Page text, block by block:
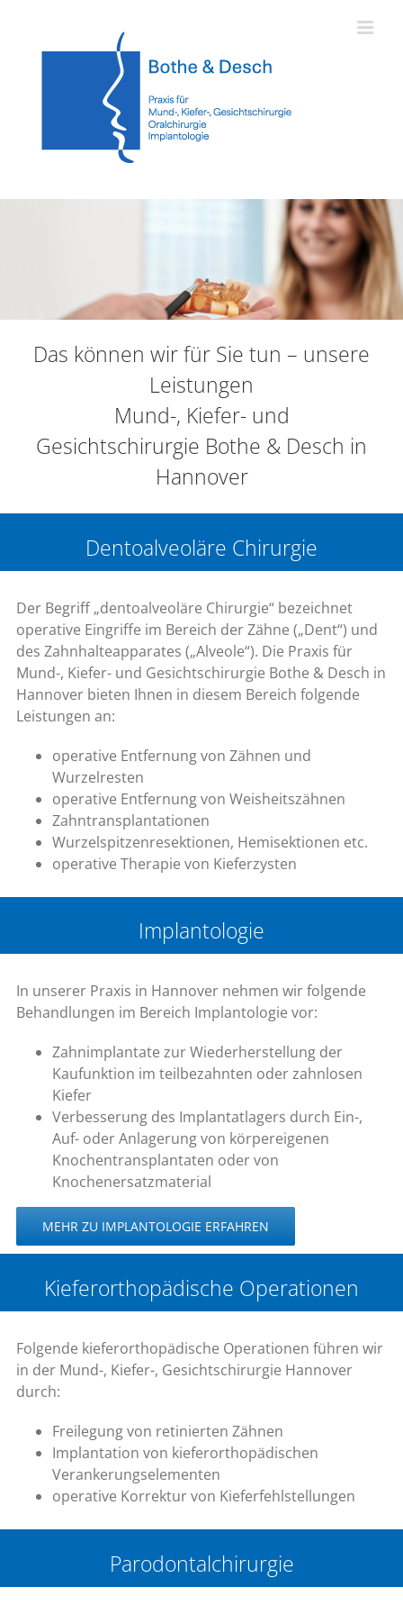
springen
Das können wir für Sie tun – unsere
Leistungen
Mund-, Kiefer- und
Gesichtschirurgie Bothe & Desch in
Hannover
Dentoalveoläre Chirurgie
Der Begriff „dentoalveoläre Chirurgie“ bezeichnet
operative Eingriffe im Bereich der Zähne („Dent“) und
des Zahnhalteapparates („Alveole“). Die Praxis für
Mund-, Kiefer- und Gesichtschirurgie Bothe & Desch in
Hannover bieten Ihnen in diesem Bereich folgende
Leistungen an:
operative Entfernung von Zähnen und
Wurzelresten
operative Entfernung von Weisheitszähnen
Zahntransplantationen
Wurzelspitzenresektionen, Hemisektionen etc.
operative Therapie von Kieferzysten
Implantologie
In unserer Praxis in Hannover nehmen wir folgende
Behandlungen im Bereich Implantologie vor:
Zahnimplantate zur Wiederherstellung der
Kaufunktion im teilbezahnten oder zahnlosen
Kiefer
Verbesserung des Implantatlagers durch Ein-,
Auf- oder Anlagerung von körpereigenen
Knochentransplantaten oder von
Knochenersatzmaterial
MEHR ZU IMPLANTOLOGIE ERFAHREN
Kieferorthopädische Operationen
Folgende kieferorthopädische Operationen führen wir
in der Mund-, Kiefer-, Gesichtschirurgie Hannover
durch:
Freilegung von retinierten Zähnen
Implantation von kieferorthopädischen
Verankerungselementen
operative Korrektur von Kieferfehlstellungen
Parodontalchirurgie